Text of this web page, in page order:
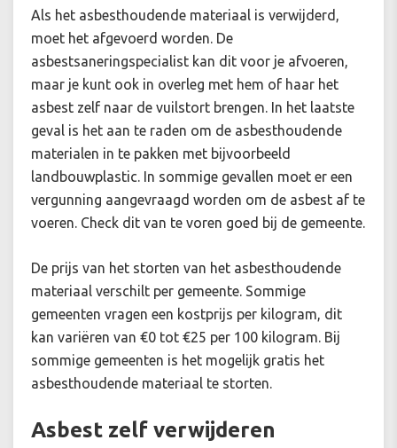
Als het asbesthoudende materiaal is verwijderd,
moet het afgevoerd worden. De
asbestsaneringspecialist kan dit voor je afvoeren,
maar je kunt ook in overleg met hem of haar het
asbest zelf naar de vuilstort brengen. In het laatste
geval is het aan te raden om de asbesthoudende
materialen in te pakken met bijvoorbeeld
landbouwplastic. In sommige gevallen moet er een
vergunning aangevraagd worden om de asbest af te
voeren. Check dit van te voren goed bij de gemeente.
De prijs van het storten van het asbesthoudende
materiaal verschilt per gemeente. Sommige
gemeenten vragen een kostprijs per kilogram, dit
kan variëren van €0 tot €25 per 100 kilogram. Bij
sommige gemeenten is het mogelijk gratis het
asbesthoudende materiaal te storten.
Asbest zelf verwijderen